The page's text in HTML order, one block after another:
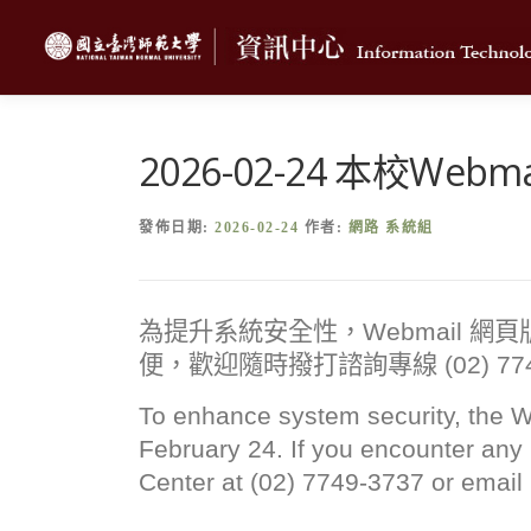
要
2026-02-24 本校
發佈日期: 2026-02-24 作者: 網路 系統組
為提升系統安全性， Webmail 網頁
便，歡迎隨時撥打諮詢專線 (02)
To enhance system security, the
February 24. If you encounter
Center at (02) 7749-3737 or